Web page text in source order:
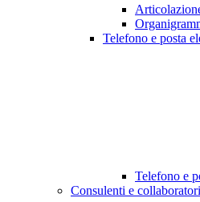
Telefono e posta
Telefono e
Consulenti e collaboratori